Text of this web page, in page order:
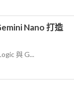
Nano 打造
與 G...